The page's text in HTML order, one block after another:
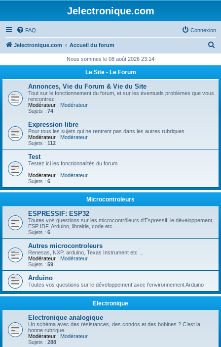
Jelectronique.com
FAQ Connexion
Jelectronique.com Accueil du forum
h
c
r
Nous sommes le 08 août 2026 23:14
Le Site - Le Forum
Annonces, Vie du Forum & Vie du Site
Tout sur le fonctionnement du forum, et sur les éventuels problèmes que vous
rencontrez
Modérateur : Modérateur
Sujets : 74
Expression libre
Pour tous les sujets qui ne rentrent pas dans les autres rubriques
Modérateur : Modérateur
Sujets : 112
Test
Testez ici les fonctionnalités du forum.
Modérateur : Modérateur
Sujets : 6
Microcontroleurs
ESPRESSIF: ESP32
Toutes vos questions sur les microcontrôleurs d'Espressif, le développement,
ESP IDF, Arduino, librairie, code etc ...
Sujets : 6
Autres microcontroleurs
Renesas, NXP, arduino, Texas Instrument etc ...
Modérateur : Modérateur
Sujets : 59
Arduino
Toutes vos questions sur le développement avec l'environnement Arduino
Electronique
Electronique analogique
Un schéma avec des résistances, des condos et des bobines ? C’est la
bonne rubrique.
Modérateur : Modérateur
Sujets : 288